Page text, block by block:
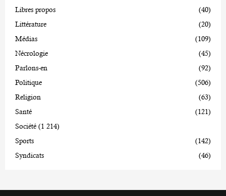
Libres propos
(40)
Littérature
(20)
Médias
(109)
Nécrologie
(45)
Parlons-en
(92)
Politique
(506)
Religion
(63)
Santé
(121)
Société (1 214)
Sports
(142)
Syndicats
(46)